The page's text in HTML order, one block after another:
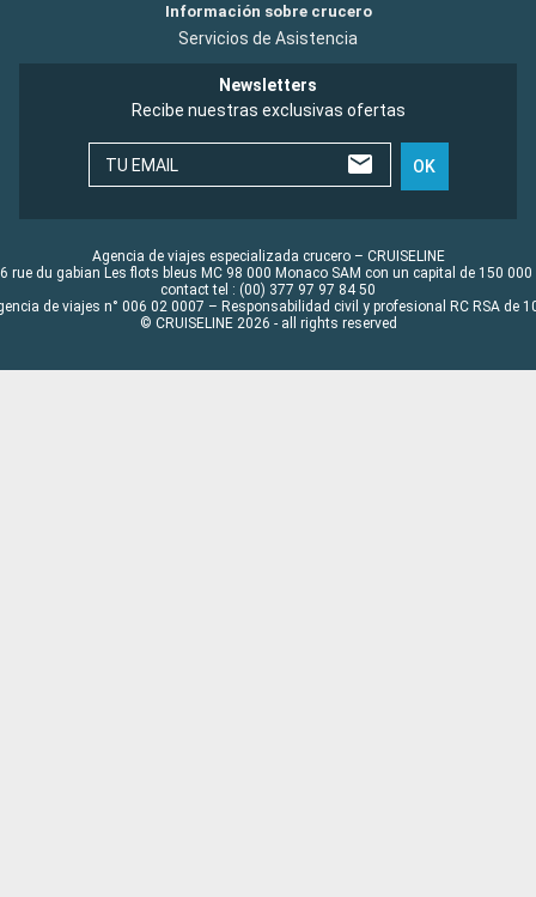
Información sobre crucero
Servicios de Asistencia
Newsletters
Recibe nuestras exclusivas ofertas
TU EMAIL OK
Agencia de viajes especializada crucero – CRUISELINE
rue du gabian Les flots bleus MC 98 000 Monaco SAM con un capital de 150 000
contact tel : (00) 377 97 97 84 50
de viajes n° 006 02 0007 – Responsabilidad civil y profesional RC RSA de
© CRUISELINE 2026 - all rights reserved